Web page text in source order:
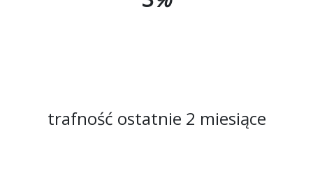
trafność ostatnie 2 miesiące